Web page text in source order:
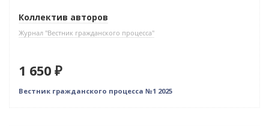
Коллектив авторов
Журнал "Вестник гражданского процесса"
1 650 ₽
Вестник гражданского процесса №1 2025